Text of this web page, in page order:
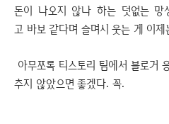
돈이 나오지 않나 하는 덧없는
고 바보 같다며 슬며시 웃는 게 이
아무쪼록 티스토리 팀에서 블로거
추지 않았으면 좋겠다. 꼭.